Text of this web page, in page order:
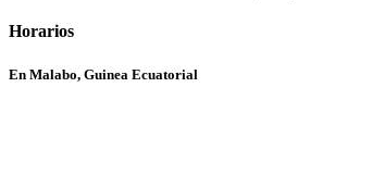
Horarios
En Malabo, Guinea Ecuatorial